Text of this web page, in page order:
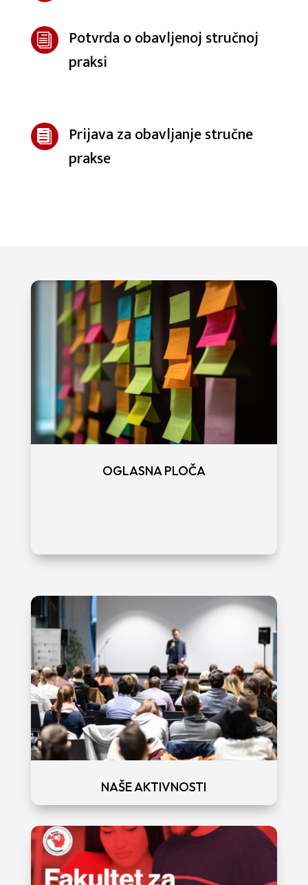
i
Potvrda o obavljenoj stručnoj
praksi

Prijava za obavljanje stručne
prakse
OGLASNA PLOČA
NAŠE AKTIVNOSTI